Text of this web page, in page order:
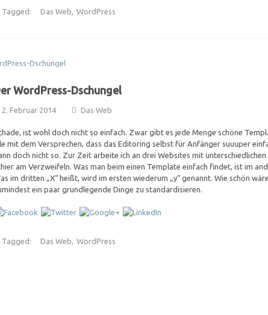
Tagged: Das Web WordPress
WordPress-Dschungel
2. Februar 2014 Das Web
ist wohl doch nicht so einfach. Zwar gibt es jede Menge schöne
mit dem Versprechen, dass das Editoring selbst für Anfänger suuuper
doch nicht so. Zur Zeit arbeite ich an drei Websites mit
am Verzweifeln. Was man beim einen Template einfach findet, ist im
im dritten „X“ heißt, wird im ersten wiederum „y“ genannt. Wie schön
ein paar grundlegende Dinge zu standardisieren.
Tagged: Das Web WordPress